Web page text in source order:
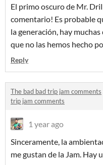
El primo oscuro de Mr.
comentario! Es probable
la generación, hay
que no las hemos hecho
Reply
The bad bad trip jam comments
trip jam comments
1 year ago
Sinceramente, la
me gustan de la Jam. Hay